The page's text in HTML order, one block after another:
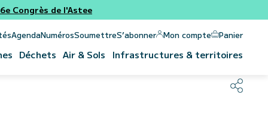
Congrès de l'Astee
AgendaNumérosSoumettreS’abonner Mon compte Panier
Déchets Air & Sols Infrastructures & territoires